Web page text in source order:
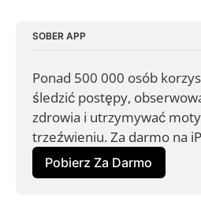
SOBER APP
Ponad 500 000 osób
śledzić postępy,
zdrowia i utrzymywać
trzeźwieniu. Za darmo na
Pobierz Za Darmo